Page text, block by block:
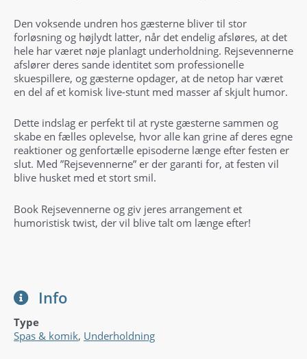
Den voksende undren hos gæsterne bliver til stor
forløsning og højlydt latter, når det endelig afsløres, at det
hele har været nøje planlagt underholdning. Rejsevennerne
afslører deres sande identitet som professionelle
skuespillere, og gæsterne opdager, at de netop har været
en del af et komisk live-stunt med masser af skjult humor.
Dette indslag er perfekt til at ryste gæsterne sammen og
skabe en fælles oplevelse, hvor alle kan grine af deres egne
reaktioner og genfortælle episoderne længe efter festen er
slut. Med ”Rejsevennerne” er der garanti for, at festen vil
blive husket med et stort smil.
Book Rejsevennerne og giv jeres arrangement et
humoristisk twist, der vil blive talt om længe efter!
Info
Type
Spas & komik, Underholdning